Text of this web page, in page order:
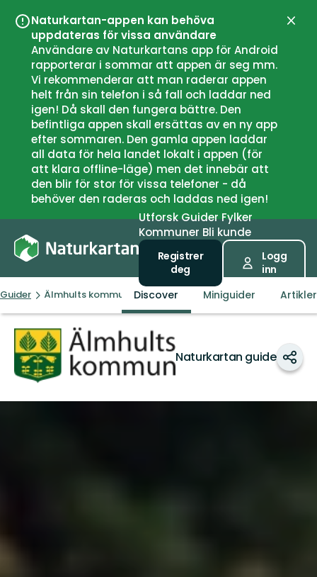
Naturkartan-appen kan behöva
uppdateras för vissa användare
Användare av Naturkartans app för Android
rapporterar i sommar att appen är seg mm.
Vi rekommenderar att man raderar appen
helt från sin telefon i så fall och laddar ned
igen! Då skall den fungera bättre. Den
befintliga appen skall ersättas av en ny app
efter sommaren. Den gamla appen laddar
all data för hela landet lokalt i appen (för
att klara offline-läge) men det innebär att
den blir för stor för vissa telefoner - då
behöver den raderas och laddas ned igen!
Lukk
UtforskGuiderFylker
Kommuner Bli kunde
Registrer
deg
Logg
inn
Guider Älmhults kommun Discover Miniguider Artikler
kommun
Naturkartan guide Del